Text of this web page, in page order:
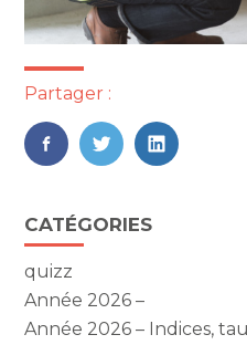
Partager :
FaceBook
TwitterLinkedIn
Blog
sidebar
CATÉGORIES
quizz
Année 2026 –
Année 2026 – Indices,